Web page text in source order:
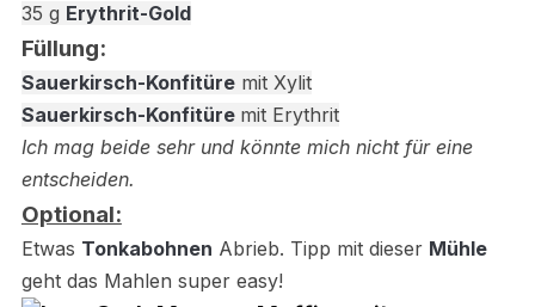
35 g Erythrit-Gold
Füllung:
Sauerkirsch-Konfitüremit Xylit
Sauerkirsch-Konfitüre mit Erythrit
Ich mag beide sehr und könnte mich nicht für eine
entscheiden.
Optional:
Etwas Tonkabohnen Abrieb. Tipp mit dieser Mühle
geht das Mahlen super easy!